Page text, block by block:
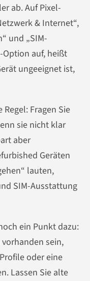
ab. Auf Pixel-
& Internet“,
und „SIM-
Option auf, heißt
ungeeignet ist,
Fragen Sie
sie nicht klar
aber
Geräten
lauten,
SIM-Ausstattung
ein Punkt dazu:
sein,
oder eine
Lassen Sie alte